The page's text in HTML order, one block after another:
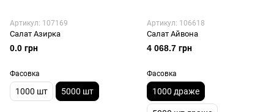
Артикул: 107169
Салат Азирка
0.0 грн
Фасовка
1000 шт 5000 шт
Артикул: 106618
Салат Айвона
4 068.7 грн
Фасовка
1000 драже